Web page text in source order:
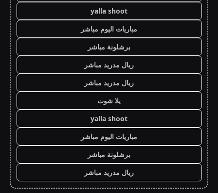
yalla shoot
مباريات اليوم مباشر
برشلونة مباشر
ريال مدريد مباشر
ريال مدريد مباشر
يلا شوت
yalla shoot
مباريات اليوم مباشر
برشلونة مباشر
ريال مدريد مباشر